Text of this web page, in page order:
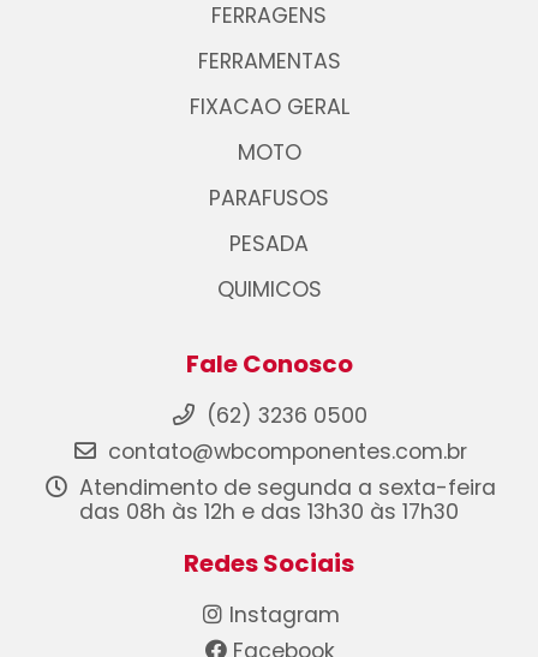
FERRAGENS
FERRAMENTAS
FIXACAO GERAL
MOTO
PARAFUSOS
PESADA
QUIMICOS
Fale Conosco
(62) 3236 0500
contato@wbcomponentes.com.br
Atendimento de segunda a sexta-feira
das 08h às 12h e das 13h30 às 17h30
Redes Sociais
Instagram
Facebook